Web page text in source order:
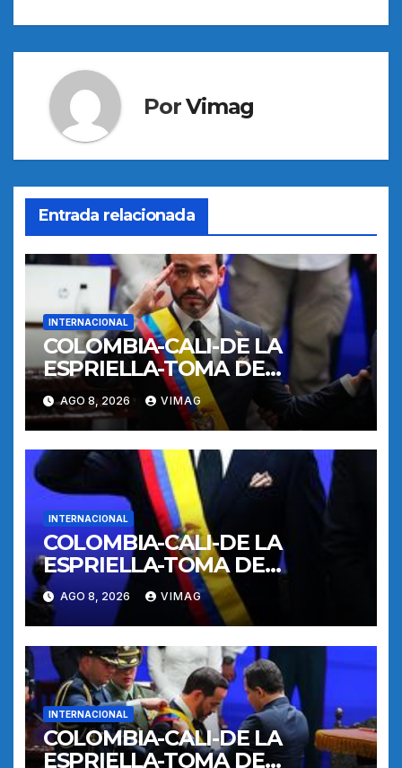
PorVimag
Entrada relacionada
INTERNACIONAL
COLOMBIA-CALI-DE LA
ESPRIELLA-TOMA DE
POSESION
AGO 8, 2026 VIMAG
INTERNACIONAL
COLOMBIA-CALI-DE LA
ESPRIELLA-TOMA DE
POSESION
AGO 8, 2026 VIMAG
INTERNACIONAL
COLOMBIA-CALI-DE LA
ESPRIELLA-TOMA DE